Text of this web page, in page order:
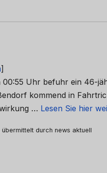
]
00:55 Uhr befuhr ein 46-
kommend in
… Lesen Sie hier
durch news aktuell